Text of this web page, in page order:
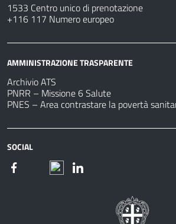
1533 Centro unico di prenotazione
+116 117 Numero europeo
AMMINISTRAZIONE TRASPARENTE
Archivio ATS
PNRR – Missione 6 Salute
PNES – Area contrastare la povertà
SOCIAL